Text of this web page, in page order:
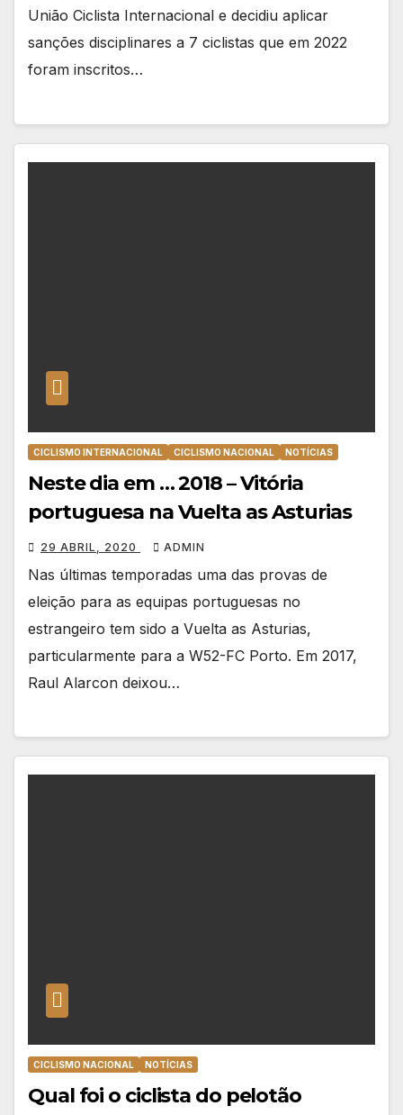
União Ciclista Internacional e decidiu aplicar
sanções disciplinares a 7 ciclistas que em 2022
foram inscritos…
CICLISMO INTERNACIONAL CICLISMO NACIONAL NOTÍCIAS
Neste dia em … 2018 – Vitória
portuguesa na Vuelta as Asturias
29 ABRIL, 2020 ADMIN
Nas últimas temporadas uma das provas de
eleição para as equipas portuguesas no
estrangeiro tem sido a Vuelta as Asturias,
particularmente para a W52-FC Porto. Em 2017,
Raul Alarcon deixou…
CICLISMO NACIONAL NOTÍCIAS
Qual foi o ciclista do pelotão